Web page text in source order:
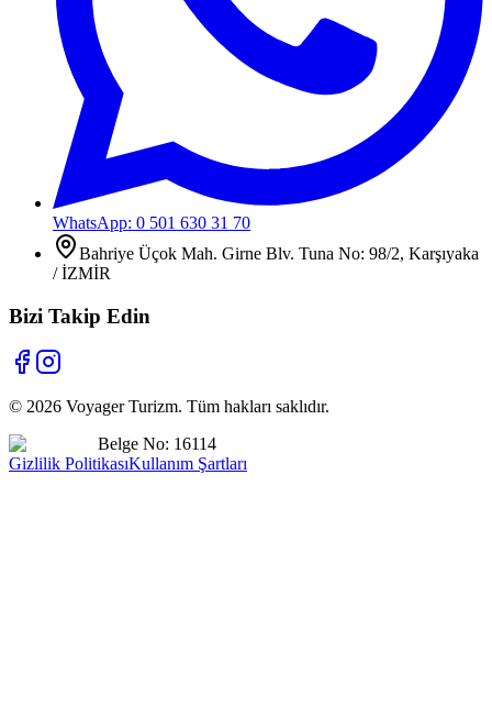
WhatsApp: 0 501 630 31 70
Bahriye Üçok Mah. Girne Blv. Tuna No: 98/2, Karşıyaka
/ İZMİR
Bizi Takip Edin
© 2026 Voyager Turizm. Tüm hakları saklıdır.
Belge No: 16114
Gizlilik PolitikasıKullanım Şartları